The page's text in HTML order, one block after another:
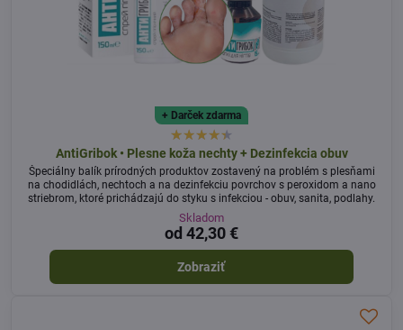
+ Darček zdarma
AntiGribok • Plesne koža nechty + Dezinfekcia obuv
Špeciálny balík prírodných produktov zostavený na problém s plesňami
na chodidlách, nechtoch a na dezinfekciu povrchov s peroxidom a nano
striebrom, ktoré prichádzajú do styku s infekciou - obuv, sanita, podlahy.
Skladom
od 42,30 €
Zobraziť